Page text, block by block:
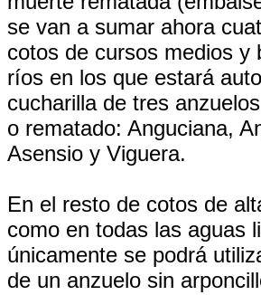
se van a sumar ahora
cotos de cursos medios y
ríos en los que estará
cucharilla de tres
o rematado: Anguciana,
Asensio y Viguera.
En el resto de cotos de
como en todas las aguas
únicamente se podrá
de un anzuelo sin